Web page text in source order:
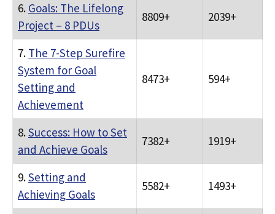
6. Goals: The Lifelong
Project – 8 PDUs
8809+ 2039+
7. The 7-Step Surefire
System for Goal
Setting and
Achievement
8473+ 594+
8.Success: How to Set
and Achieve Goals
7382+ 1919+
9.Setting and
Achieving Goals
5582+ 1493+